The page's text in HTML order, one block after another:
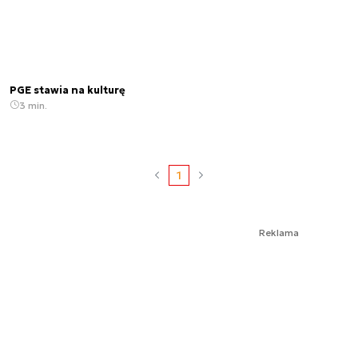
PGE stawia na kulturę
3 min.
1
Reklama